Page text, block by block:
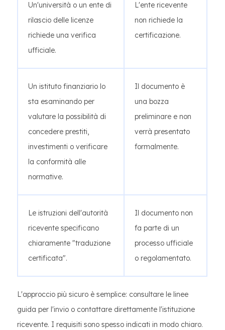
Un'università o un ente di
rilascio delle licenze
richiede una verifica
ufficiale.
L'ente ricevente
non richiede la
certificazione.
Un istituto finanziario lo
sta esaminando per
valutare la possibilità di
concedere prestiti,
investimenti o verificare
la conformità alle
normative.
Il documento è
una bozza
preliminare e non
verrà presentato
formalmente.
Le istruzioni dell'autorità
ricevente specificano
chiaramente "traduzione
certificata".
Il documento non
fa parte di un
processo ufficiale
o regolamentato.
L'approccio più sicuro è semplice: consultare le linee
guida per l'invio o contattare direttamente l'istituzione
ricevente. I requisiti sono spesso indicati in modo chiaro.